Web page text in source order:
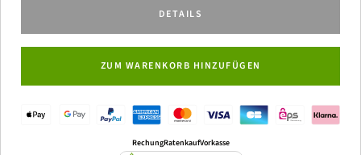
DETAILS
ZUM WARENKORB HINZUFÜGEN
RechungRatenkaufVorkasse